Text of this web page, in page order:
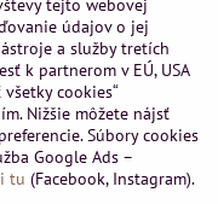
tejto webovej
údajov o jej
a služby tretích
k partnerom v EÚ, USA
cookies“
Nižšie môžete nájsť
Súbory cookies
Google Ads –
tu (Facebook, Instagram).